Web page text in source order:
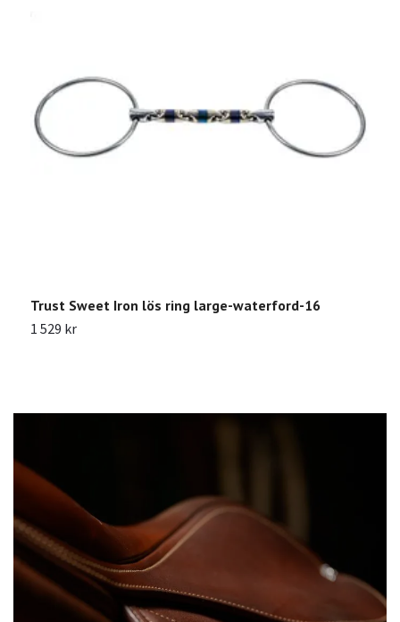
Trust Sweet Iron lös ring large-waterford-16
1 529 kr